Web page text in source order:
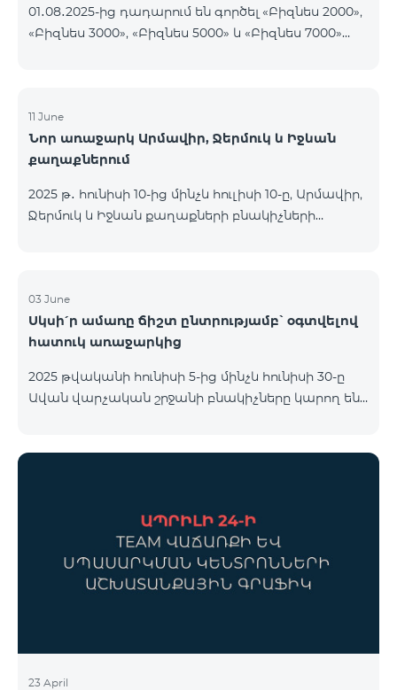
01․08․2025-ից դադարում են գործել «Բիզնես 2000»,
«Բիզնես 3000», «Բիզնես 5000» և «Բիզնես 7000»
ստորև ներկայացված աղյուսակի․ Հին
սակագնային փաթեթ Նոր սակագնային փաթեթ
Բիզնես 2000 PRO 1900 Բիզնես 3000 Pro Special 1
11 June
Նոր առաջարկ Արմավիր, Ջերմուկ և Իջևան
քաղաքներում
2025 թ․ հունիսի 10-ից մինչև հուլիսի 10-ը, Արմավիր,
Ջերմուկ և Իջևան քաղաքների բնակիչների
9900 Regional Ակցիայի շրջանակում
առաջարկվում է 50% զեղչ առաջին 6 ամիսների
համար, 12 ամիս բաժանորդագրության դեպքում։
ներառումներին մանրամասն ծանոթանալու
համար կարող եք անցնել հետևյալ հղմամբ՝
է մինչև 1
03 June
Սկսի՛ր ամառը ճիշտ ընտրությամբ՝ օգտվելով
հատուկ առաջարկից
2025 թվականի հունիսի 5-ից մինչև հունիսի 30-ը
Ավան վարչական շրջանի բնակիչները կարող են
50% զեղչ, Հաջորդ 6 ամիսների ընթացքում՝ 25%
ներառումներին մանրամասն ծանոթանալու
համար կարող եք անցնել հետևյալ հղմամբ՝
23 April